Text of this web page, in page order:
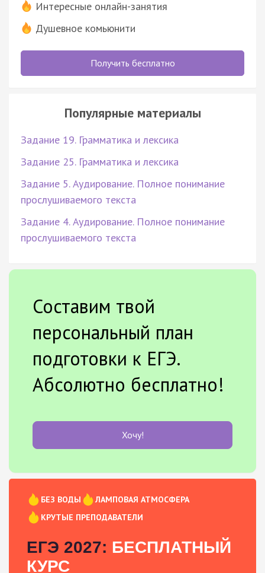
Интересные онлайн-занятия
Душевное комьюнити
Получить бесплатно
Популярные материалы
Задание 19. Грамматика и лексика
Задание 25. Грамматика и лексика
Задание 5. Аудирование. Полное понимание
прослушиваемого текста
Задание 4. Аудирование. Полное понимание
прослушиваемого текста
Составим твой
персональный план
подготовки к ЕГЭ.
Абсолютно бесплатно!
Хочу!
БЕЗ ВОДЫ
ЛАМПОВАЯ АТМОСФЕРА
КРУТЫЕ ПРЕПОДАВАТЕЛИ
ЕГЭ 2027: БЕСПЛАТНЫЙ
КУРС